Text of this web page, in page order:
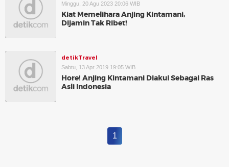
Minggu, 20 Agu 2023 20:06 WIB
Kiat Memelihara Anjing Kintamani,
Dijamin Tak Ribet!
detikTravel
Sabtu, 13 Apr 2019 19:05 WIB
Hore! Anjing Kintamani Diakui Sebagai Ras
Asli Indonesia
1